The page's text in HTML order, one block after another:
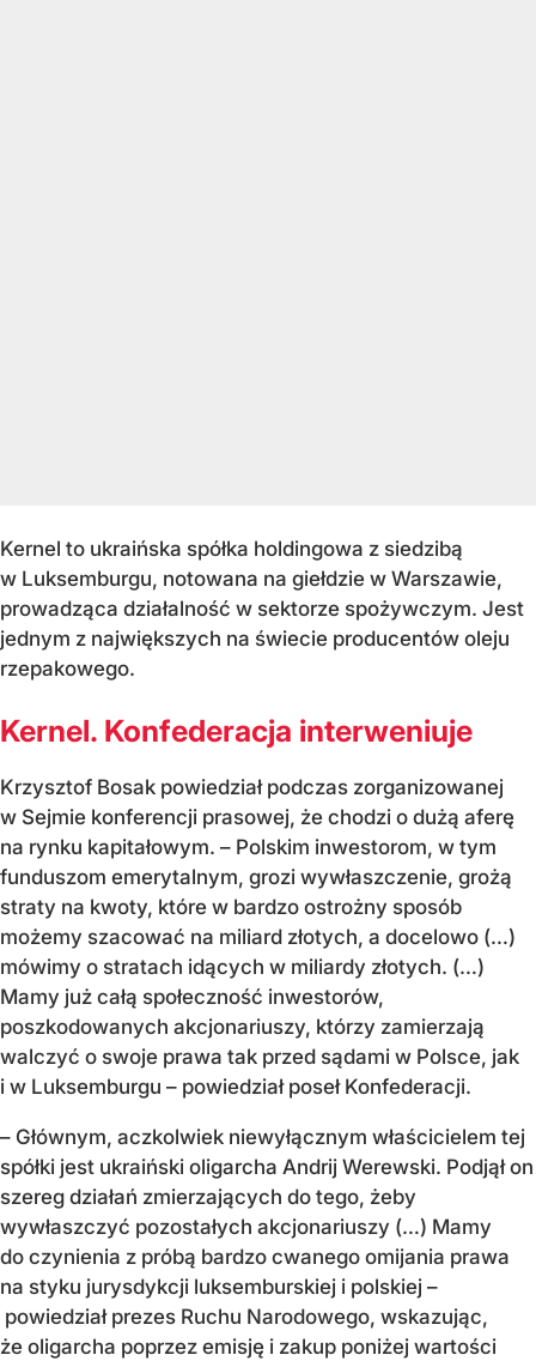
Kernel to ukraińska spółka holdingowa z siedzibą
w Luksemburgu, notowana na giełdzie w Warszawie,
prowadząca działalność w sektorze spożywczym. Jest
jednym z największych na świecie producentów oleju
rzepakowego.
Kernel. Konfederacja interweniuje
Krzysztof Bosak powiedział podczas zorganizowanej
w Sejmie konferencji prasowej, że chodzi o dużą aferę
na rynku kapitałowym. – Polskim inwestorom, w tym
funduszom emerytalnym, grozi wywłaszczenie, grożą
straty na kwoty, które w bardzo ostrożny sposób
możemy szacować na miliard złotych, a docelowo (…)
mówimy o stratach idących w miliardy złotych. (…)
Mamy już całą społeczność inwestorów,
poszkodowanych akcjonariuszy, którzy zamierzają
walczyć o swoje prawa tak przed sądami w Polsce, jak
i w Luksemburgu – powiedział poseł Konfederacji.
– Głównym, aczkolwiek niewyłącznym właścicielem tej
spółki jest ukraiński oligarcha Andrij Werewski. Podjął on
szereg działań zmierzających do tego, żeby
wywłaszczyć pozostałych akcjonariuszy (…) Mamy
do czynienia z próbą bardzo cwanego omijania prawa
na styku jurysdykcji luksemburskiej i polskiej –
powiedział prezes Ruchu Narodowego, wskazując,
że oligarcha poprzez emisję i zakup poniżej wartości